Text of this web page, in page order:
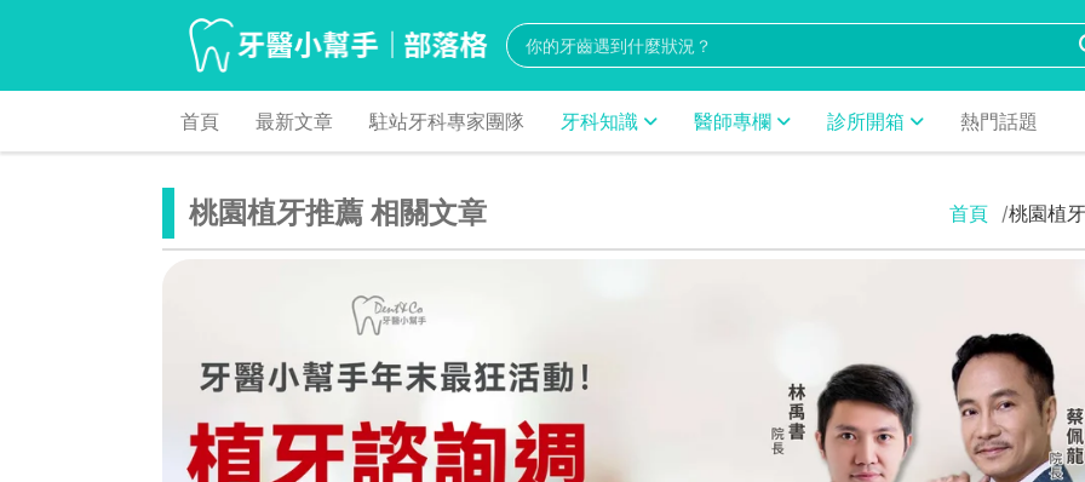
首頁 最新文章 駐站牙科專家團隊 牙科知識 醫師專欄 診所開箱 熱門話題
桃園植牙推薦 相關文章 首頁 桃園植